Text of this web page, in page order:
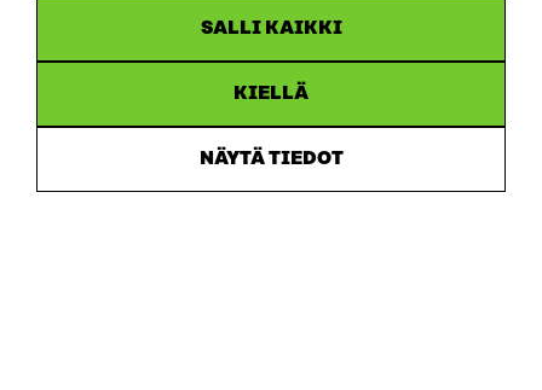
SALLI KAIKKI
KIELLÄ
NÄYTÄ TIEDOT